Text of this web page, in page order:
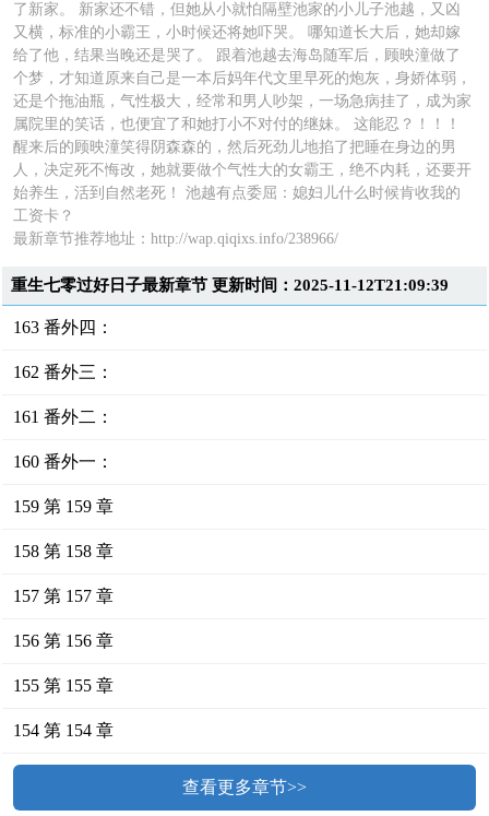
了新家。 新家还不错，但她从小就怕隔壁池家的小儿子池越，又凶
又横，标准的小霸王，小时候还将她吓哭。 哪知道长大后，她却嫁
给了他，结果当晚还是哭了。 跟着池越去海岛随军后，顾映潼做了
个梦，才知道原来自己是一本后妈年代文里早死的炮灰，身娇体弱，
还是个拖油瓶，气性极大，经常和男人吵架，一场急病挂了，成为家
属院里的笑话，也便宜了和她打小不对付的继妹。 这能忍？！！！
醒来后的顾映潼笑得阴森森的，然后死劲儿地掐了把睡在身边的男
人，决定死不悔改，她就要做个气性大的女霸王，绝不内耗，还要开
始养生，活到自然老死！ 池越有点委屈：媳妇儿什么时候肯收我的
工资卡？
最新章节推荐地址：http://wap.qiqixs.info/238966/
重生七零过好日子最新章节 更新时间：2025-11-12T21:09:39
163 番外四：
162 番外三：
161 番外二：
160 番外一：
159 第 159 章
158 第 158 章
157 第 157 章
156 第 156 章
155 第 155 章
154 第 154 章
查看更多章节>>